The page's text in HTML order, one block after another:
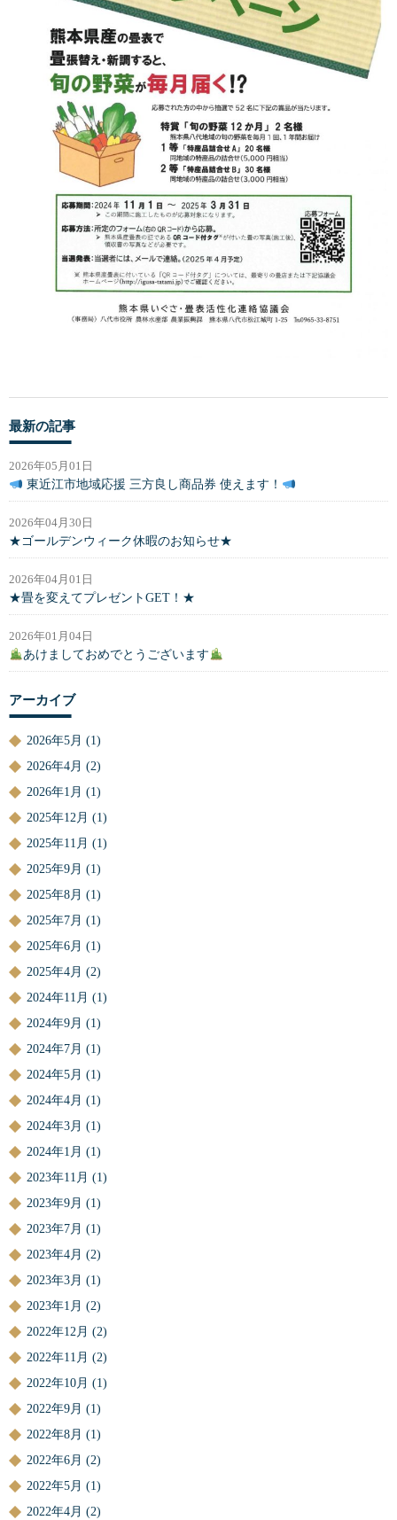
最新の記事
2026年05月01日
東近江市地域応援 三方良し商品券 使えます！
2026年04月30日
★ゴールデンウィーク休暇のお知らせ★
2026年04月01日
★畳を変えてプレゼントGET！★
2026年01月04日
あけましておめでとうございます
アーカイブ
2026年5月 (1)
2026年4月 (2)
2026年1月 (1)
2025年12月 (1)
2025年11月 (1)
2025年9月 (1)
2025年8月 (1)
2025年7月 (1)
2025年6月 (1)
2025年4月 (2)
2024年11月 (1)
2024年9月 (1)
2024年7月 (1)
2024年5月 (1)
2024年4月 (1)
2024年3月 (1)
2024年1月 (1)
2023年11月 (1)
2023年9月 (1)
2023年7月 (1)
2023年4月 (2)
2023年3月 (1)
2023年1月 (2)
2022年12月 (2)
2022年11月 (2)
2022年10月 (1)
2022年9月 (1)
2022年8月 (1)
2022年6月 (2)
2022年5月 (1)
2022年4月 (2)